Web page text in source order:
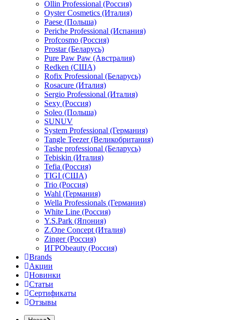
Ollin Professional (Россия)
Oyster Cosmetics (Италия)
Paese (Польша)
Periche Professional (Испания)
Profcosmo (Россия)
Prostar (Беларусь)
Pure Paw Paw (Австралия)
Redken (США)
Rofix Professional (Беларусь)
Rosacure (Италия)
Sergio Professional (Италия)
Sexy (Россия)
Soleo (Польша)
SUNUV
System Professional (Германия)
Tangle Teezer (Великобритания)
Tashe professional (Беларусь)
Tebiskin (Италия)
Tefia (Россия)
TIGI (США)
Trio (Россия)
Wahl (Германия)
Wella Professionals (Германия)
White Line (Россия)
Y.S.Park (Япония)
Z.One Concept (Италия)
Zinger (Россия)
ИГРОbeauty (Россия)
Brands
Акции
Новинки
Статьи
Сертификаты
Отзывы